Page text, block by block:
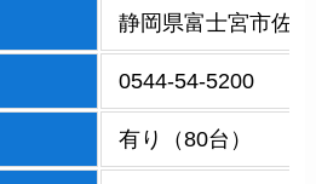
静岡県富士宮市佐
0544-54-5200
有り（80台）